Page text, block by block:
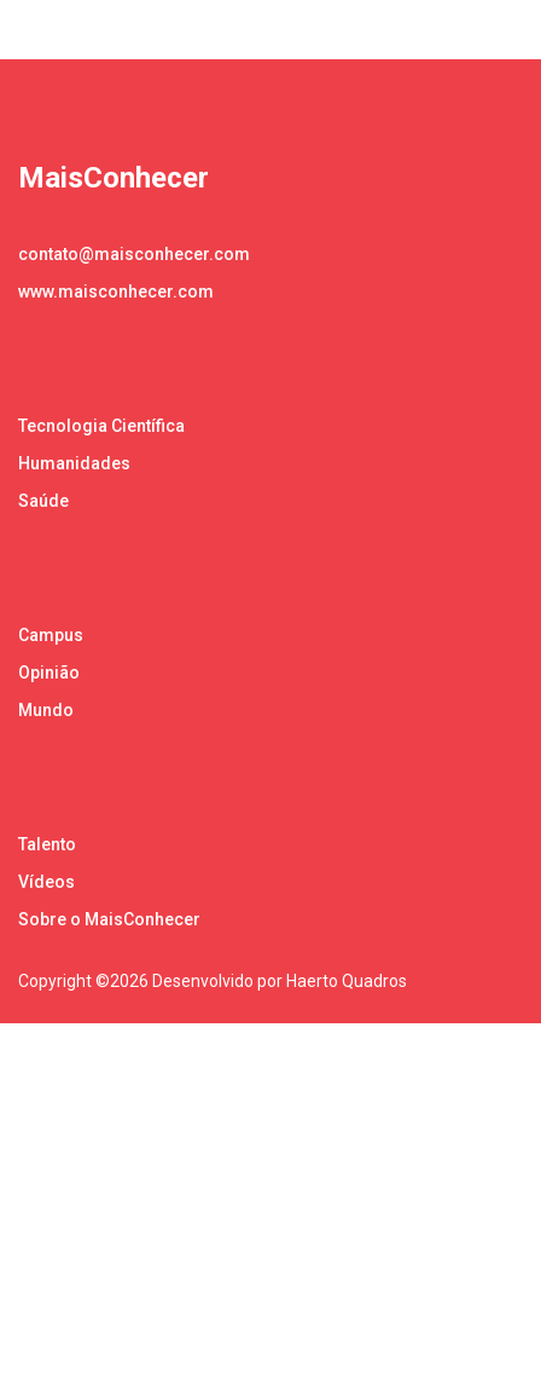
MaisConhecer
contato@maisconhecer.com
www.maisconhecer.com
Tecnologia Científica
Humanidades
Saúde
Campus
Opinião
Mundo
Talento
Vídeos
Sobre o MaisConhecer
Copyright ©2026 Desenvolvido por Haerto Quadros